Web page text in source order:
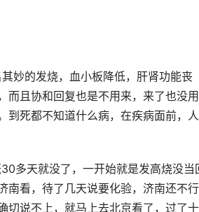
妙的发烧，血小板降低，肝肾功能丧
而且协和回复也是不用来，来了也没
到死都不知道什么病，在疾病面前，
多天就没了，一开始就是发高烧没当
南看，待了几天说要化验，济南还不
切说不上，就马上去北京看了，过了